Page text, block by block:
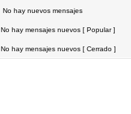
No hay nuevos mensajes
No hay mensajes nuevos [ Popular ]
No hay mensajes nuevos [ Cerrado ]